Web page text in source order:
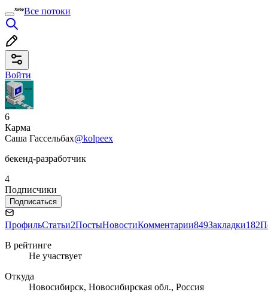
Все потоки
Войти
6
Карма
Саша Гассельбах@kolpeex
бекенд-разработчик
4
Подписчики
Подписаться
ПрофильСтатьи2ПостыНовостиКомментарии849Закладки182
В рейтинге
Не участвует
Откуда
Новосибирск, Новосибирская обл., Россия